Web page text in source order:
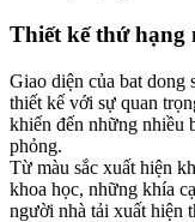
Thiết kế thứ hạng
Giao diện của bat dong
thiết kế với sự quan
khiến đến những nhiều
phỏng.
Từ màu sắc xuất hiện
khoa học, những khía
người nhà tải xuất hiện